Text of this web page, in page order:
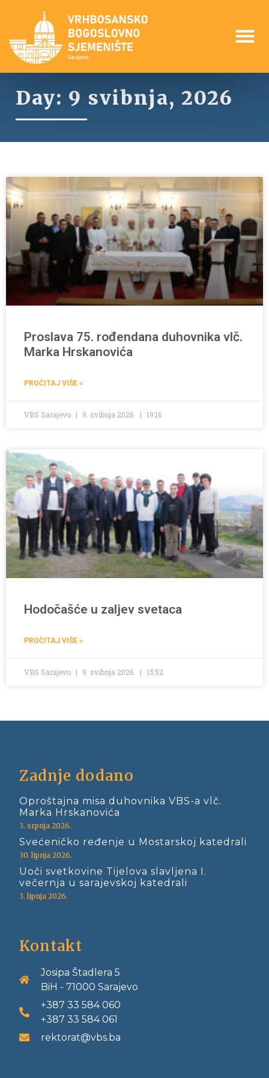
Day: 9 svibnja, 2026
Proslava 75. rođendana duhovnika vlč.
Marka Hrskanovića
PROČITAJ VIŠE »
VBS Sarajevo 9. svibnja 2026. 19:16
Hodočašće u zaljev svetaca
PROČITAJ VIŠE »
VBS Sarajevo 9. svibnja 2026. 15:52
Zadnje dodano
Oproštajna misa duhovnika VBS-a vlč.
Marka Hrskanovića
3. srpnja 2026.
Svećeničko ređenje u Mostarskoj katedrali
30. lipnja 2026.
Uoči svetkovine Tijelova slavljena I.
večernja u sarajevskoj katedrali
3. lipnja 2026.
Kontakt
Josipa Štadlera 5
BiH - 71000 Sarajevo
+387 33 584 060
+387 33 584 061
rektorat@vbs.ba